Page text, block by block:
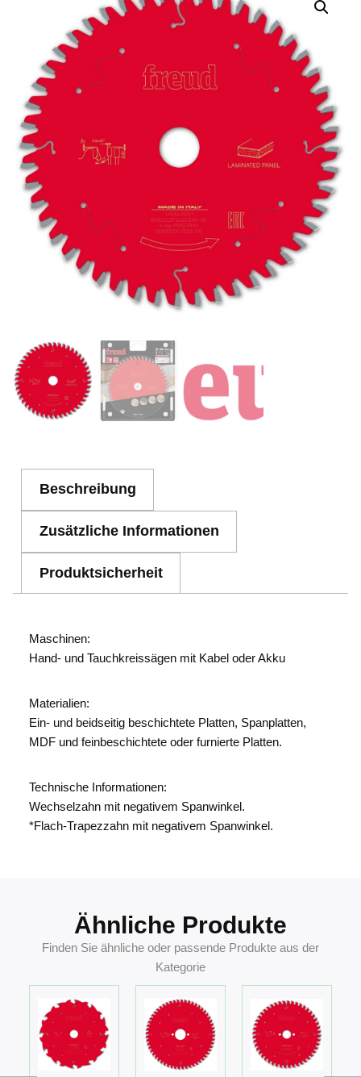
Beschreibung
Zusätzliche Informationen
Produktsicherheit
Maschinen:
Hand- und Tauchkreissägen mit Kabel oder Akku
Materialien:
Ein- und beidseitig beschichtete Platten, Spanplatten,
MDF und feinbeschichtete oder furnierte Platten.
Technische Informationen:
Wechselzahn mit negativem Spanwinkel.
*Flach-Trapezzahn mit negativem Spanwinkel.
Ähnliche Produkte
Finden Sie ähnliche oder passende Produkte aus der
Kategorie